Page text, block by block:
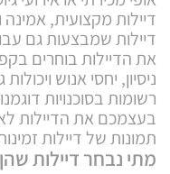
דיילות מקצועית,
דיילות שמבצעות גם
את הדיילות בוחרים
ניסיון, יחסי אנוש
רשומות בסוכנויות
בעצמכם את הדיילות
תמונות של דיילות
מתי נבחר דיילות